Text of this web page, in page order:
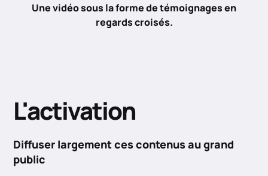
Une vidéo sous la forme de témoignages en
regards croisés.
L'activation
Diffuser largement ces contenus au grand
public